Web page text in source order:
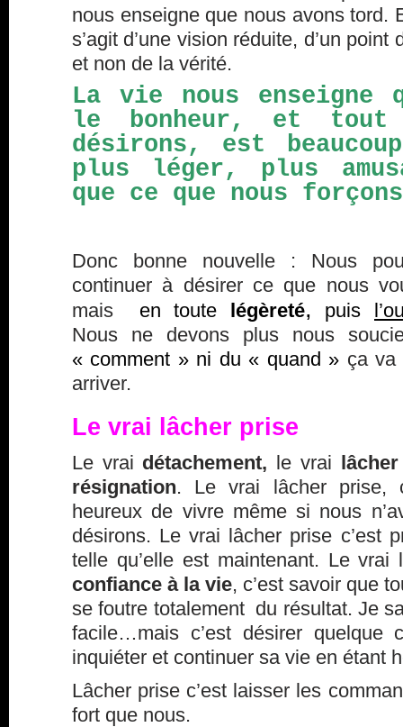
nous enseigne que nous avons tord.
s’agit d’une vision réduite, d’un point
et non de la vérité.
La vie nous
le bonheur, et tout
désirons, est
plus léger, plus
que ce que nous
Donc bonne nouvelle : Nous
continuer à désirer ce que nous
mais en toute légèreté, puis
Nous ne devons plus nous
« comment » ni du « quand » ça va
arriver.
Le vrai lâcher prise
Le vrai détachement, le vrai
résignation. Le vrai lâcher prise,
heureux de vivre même si nous
désirons. Le vrai lâcher prise c’est
telle qu’elle est maintenant. Le vrai
confiance à la vie, c’est savoir que
se foutre totalement du résultat. Je
facile…mais c’est désirer quelque
inquiéter et continuer sa vie en étant
Lâcher prise c’est laisser les
fort que nous.